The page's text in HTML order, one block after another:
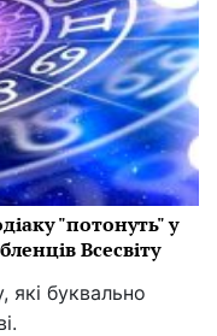
"потонуть" у
Всесвіту
які буквально